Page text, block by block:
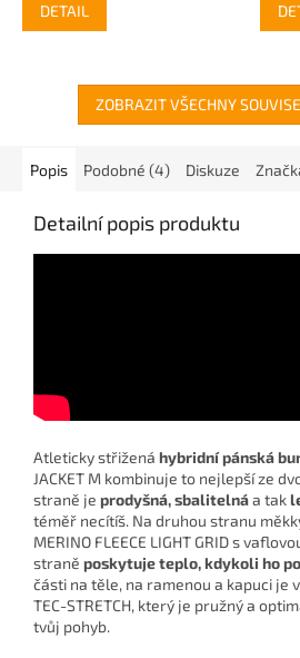
DETAIL
ZOBRAZIT VŠECHNY
Popis Podobné (4) Diskuze
Detailní popis produktu
Atleticky střižená hybridní pánská
JACKET M kombinuje to nejlepší ze
straně je prodyšná, sbalitelnáa tak
téměř necítíš. Na druhou stranu
MERINO FLEECE LIGHT GRID s
straně poskytuje teplo, kdykoli ho
části na těle, na ramenou a kapuci je
TEC-STRETCH, který je pružný a
tvůj pohyb.